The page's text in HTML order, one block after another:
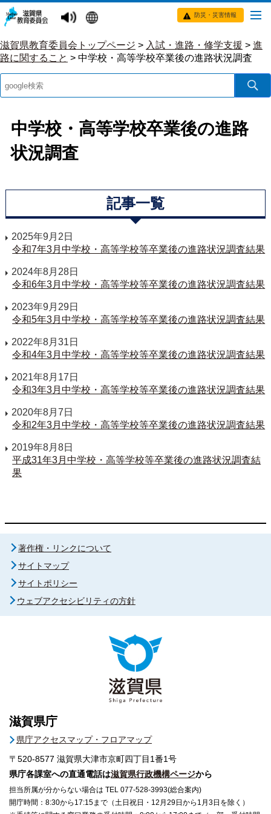
防災・災害情報
滋賀県教育委員会トップページ > 入試・進路・修学支援 > 進
路に関すること > 中学校・高等学校卒業後の進路状況調査
中学校・高等学校卒業後の進路
状況調査
記事一覧
2025年9月2日
令和7年3月中学校・高等学校等卒業後の進路状況調査結果
2024年8月28日
令和6年3月中学校・高等学校等卒業後の進路状況調査結果
2023年9月29日
令和5年3月中学校・高等学校等卒業後の進路状況調査結果
2022年8月31日
令和4年3月中学校・高等学校等卒業後の進路状況調査結果
2021年8月17日
令和3年3月中学校・高等学校等卒業後の進路状況調査結果
2020年8月7日
令和2年3月中学校・高等学校等卒業後の進路状況調査結果
2019年8月8日
平成31年3月中学校・高等学校等卒業後の進路状況調査結
果
著作権・リンクについて
サイトマップ
サイトポリシー
ウェブアクセシビリティの方針
滋賀県庁
県庁アクセスマップ・フロアマップ
〒520-8577 滋賀県大津市京町四丁目1番1号
県庁各課室への直通電話は滋賀県行政機構ページから
担当所属が分からない場合は TEL 077-528-3993(総合案内)
開庁時間：8:30から17:15まで（土日祝日・12月29日から1月3日を除く）